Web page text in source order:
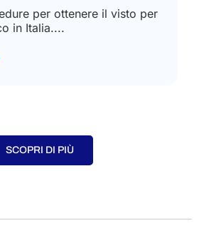
per ottenere il visto per
in Italia....
SCOPRI DI PIÙ